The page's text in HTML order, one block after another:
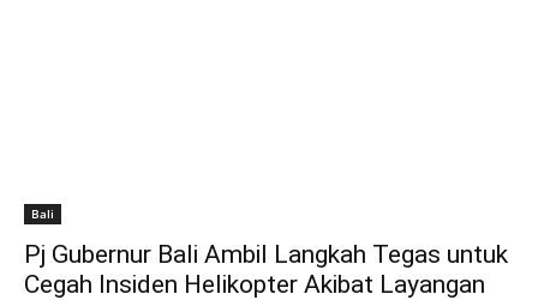
Bali
Pj Gubernur Bali Ambil Langkah Tegas untuk
Cegah Insiden Helikopter Akibat Layangan